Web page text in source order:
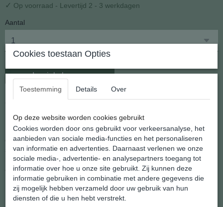
✓ Op voorraad - Levertijd 2 - 3 werkdagen
Aantal
In winkelwagen
Deschedelis in kerken en kloosters te vindenalsvanitassymbool
dat aan het denken zette over de vergankelijkheid, de ijdelheid, het
sterven. Eenschedelwas, al dan niet in een kleine vitrine, in
bibliotheek of refter te vinden. In plaats van een
echteschedeldeed ook een uitbeelding ervan dienst:
Leuke hanger in 13 verschillende steensoorten verkrijgbaar.
Natuurlijk doen wij er al een kettinkje bij.
Cookies toestaan Opties
Toestemming Details Over
Op deze website worden cookies gebruikt
Cookies worden door ons gebruikt voor verkeersanalyse, het
aanbieden van sociale media-functies en het personaliseren
van informatie en advertenties. Daarnaast verlenen we onze
sociale media-, advertentie- en analysepartners toegang tot
informatie over hoe u onze site gebruikt. Zij kunnen deze
informatie gebruiken in combinatie met andere gegevens die
zij mogelijk hebben verzameld door uw gebruik van hun
diensten of die u hen hebt verstrekt.